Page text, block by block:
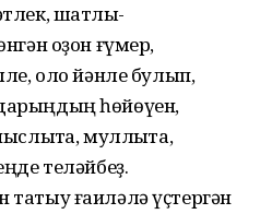
шатлыҡ-
оҙон ғүмер,
оло йәнле булып,
һөйөүен,
муллыҡта,
теләйбеҙ.
ғаиләлә үҫтергән